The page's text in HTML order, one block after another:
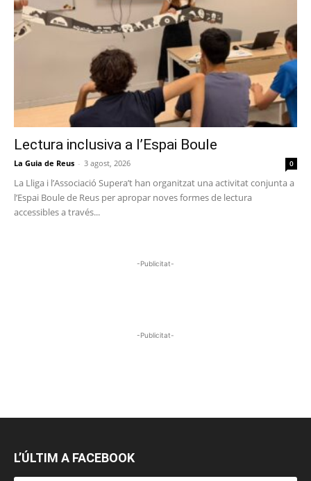
Lectura inclusiva a l’Espai Boule
La Guia de Reus - 3 agost, 2026 0
La Lliga i l’Associació Supera’t han organitzat una activitat conjunta a
l’Espai Boule de Reus per apropar noves formes de lectura
accessibles a través...
-Publicitat-
-Publicitat-
L’ÚLTIM A FACEBOOK